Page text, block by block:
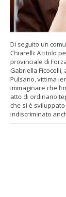
Di seguito un
Chiarelli: A titolo
provinciale di
Gabriella
Pulsano, vittima
immaginare che
atto di ordinario
che si è
indiscriminato